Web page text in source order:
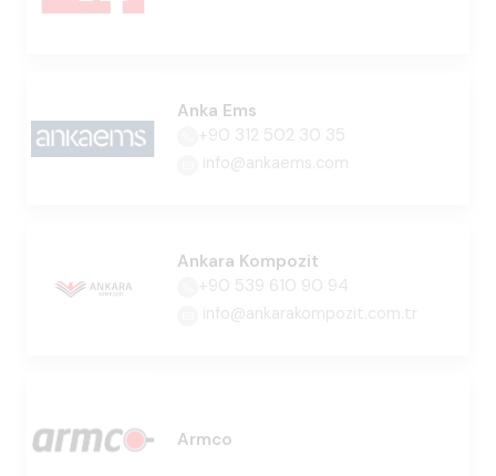
Anka Ems
+90 312 502 30 35
info@ankaems.com
Ankara Kompozit
+90 539 610 90 94
info@ankarakompozit.com.tr
Armco